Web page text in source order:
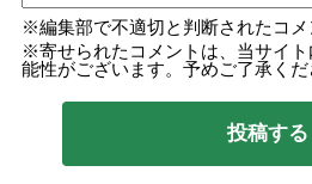
編集部で不適切と判断されたコメ
寄せられたコメントは、当サイ
能性がございます。予めご了承くだ